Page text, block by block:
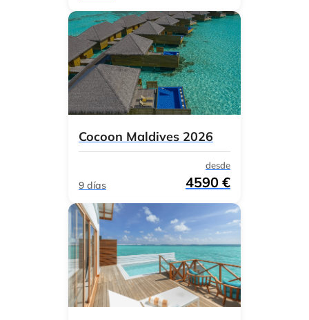
Cocoon Maldives 2026
9 días
desde
4590 €